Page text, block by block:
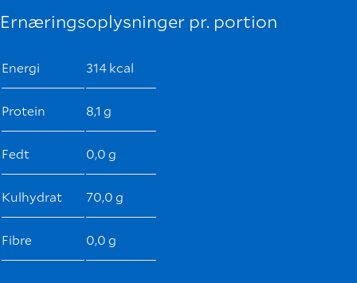
Ernæringsoplysninger pr. portion
Energi 314 kcal
Protein 8,1 g
Fedt 0,0 g
Kulhydrat 70,0 g
Fibre 0,0 g